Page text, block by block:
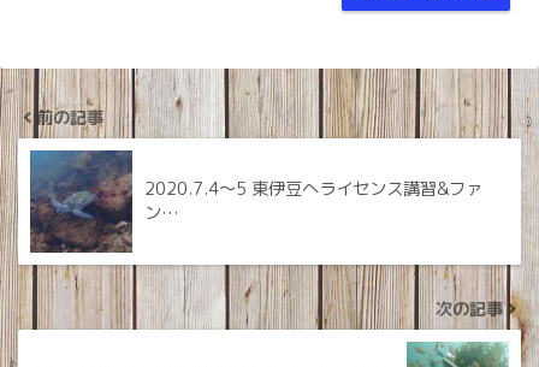
前の記事
2020.7.4〜5 東伊豆へライセンス講習&ファ
ン…
次の記事